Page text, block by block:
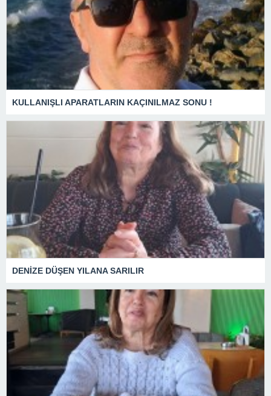
KULLANIŞLI APARATLARIN KAÇINILMAZ SONU !
DENİZE DÜŞEN YILANA SARILIR